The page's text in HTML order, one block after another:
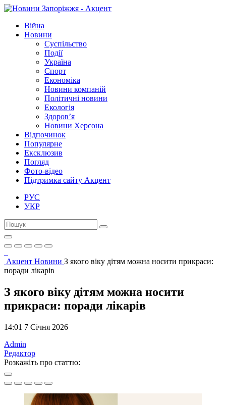
Війна
Новини
Суспільство
Події
Україна
Спорт
Економіка
Новини компаній
Політичні новини
Екологія
Здоров’я
Новини Херсона
Відпочинок
Популярне
Ексклюзив
Погляд
Фото-відео
Підтримка сайту Акцент
РУС
УКР
Акцент Новини З якого віку дітям можна носити прикраси:
поради лікарів
З якого віку дітям можна носити
прикраси: поради лікарів
14:01 7 Січня 2026
Admin
Редактор
Розкажіть про статтю: